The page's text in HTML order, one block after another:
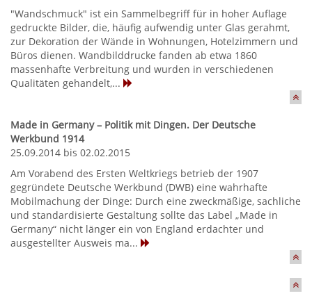
"Wandschmuck" ist ein Sammelbegriff für in hoher Auflage
gedruckte Bilder, die, häufig aufwendig unter Glas gerahmt,
zur Dekoration der Wände in Wohnungen, Hotelzimmern und
Büros dienen. Wandbilddrucke fanden ab etwa 1860
massenhafte Verbreitung und wurden in verschiedenen
Qualitäten gehandelt,...
Made in Germany – Politik mit Dingen. Der Deutsche
Werkbund 1914
25.09.2014 bis 02.02.2015
Am Vorabend des Ersten Weltkriegs betrieb der 1907
gegründete Deutsche Werkbund (DWB) eine wahrhafte
Mobilmachung der Dinge: Durch eine zweckmäßige, sachliche
und standardisierte Gestaltung sollte das Label „Made in
Germany“ nicht länger ein von England erdachter und
ausgestellter Ausweis ma...